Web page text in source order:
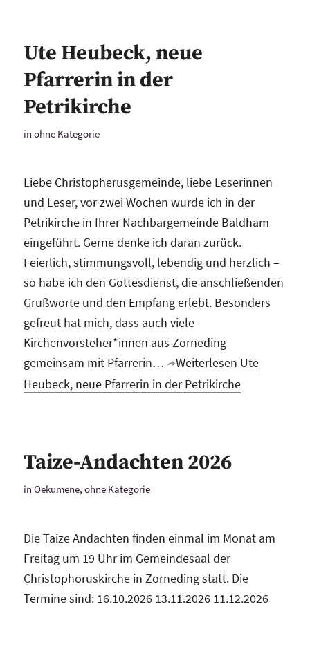
Ute Heubeck, neue
Pfarrerin in der
Petrikirche
in ohne Kategorie
Liebe Christopherusgemeinde, liebe Leserinnen
und Leser, vor zwei Wochen wurde ich in der
Petrikirche in Ihrer Nachbargemeinde Baldham
eingeführt. Gerne denke ich daran zurück.
Feierlich, stimmungsvoll, lebendig und herzlich –
so habe ich den Gottesdienst, die anschließenden
Grußworte und den Empfang erlebt. Besonders
gefreut hat mich, dass auch viele
Kirchenvorsteher*innen aus Zorneding
gemeinsam mit Pfarrerin…
Weiterlesen Ute
Heubeck, neue Pfarrerin in der Petrikirche
Taize-Andachten 2026
in Oekumene, ohne Kategorie
Die Taize Andachten finden einmal im Monat am
Freitag um 19 Uhr im Gemeindesaal der
Christophoruskirche in Zorneding statt. Die
Termine sind: 16.10.2026 13.11.2026 11.12.2026